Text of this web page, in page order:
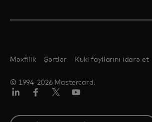
© 1994-2026 Mastercard.
Məxfilik Şərtlər Kuki fayllarını idarə et
Select